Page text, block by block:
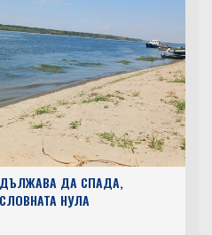
ДА СПАДА,
НУЛА